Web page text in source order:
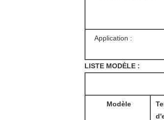
Application :
LISTE MODÈLE :
Modèle